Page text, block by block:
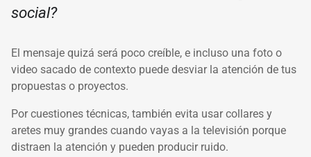
social?
El mensaje quizá será poco creíble, e incluso una foto o
video sacado de contexto puede desviar la atención de tus
propuestas o proyectos.
Por cuestiones técnicas, también evita usar collares y
aretes muy grandes cuando vayas a la televisión porque
distraen la atención y pueden producir ruido.